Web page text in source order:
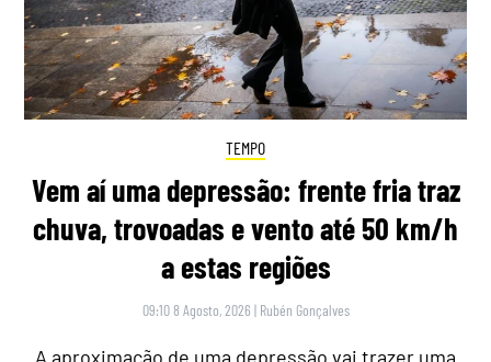
TEMPO
Vem aí uma depressão: frente fria traz
chuva, trovoadas e vento até 50 km/h
a estas regiões
09:10 8 Agosto, 2026 | Rubén Gonçalves
A aproximação de uma depressão vai trazer uma